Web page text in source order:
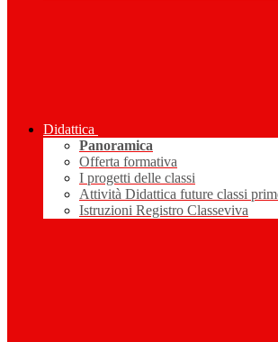
Didattica
Panoramica
Offerta formativa
I progetti delle classi
Attività Didattica future classi
Istruzioni Registro Classeviva